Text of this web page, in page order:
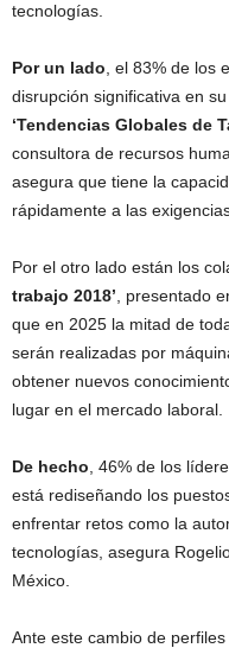
tecnologías.
Por un lado , el 83% de los
disrupción significativa en
‘Tendencias Globales de
consultora de recursos
asegura que tiene la
rápidamente a las
Por el otro lado están los
trabajo 2018’ , presentado
que en 2025 la mitad de
serán realizadas por
obtener nuevos
lugar en el mercado laboral.
De hecho , 46% de los
está rediseñando los
enfrentar retos como la
tecnologías, asegura
México.
Ante este cambio de